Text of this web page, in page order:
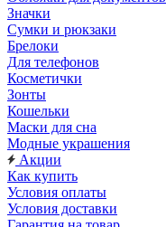
Значки
Сумки и рюкзаки
Брелоки
Для телефонов
Косметички
Зонты
Кошельки
Маски для сна
Модные украшения
Акции
Как купить
Условия оплаты
Условия доставки